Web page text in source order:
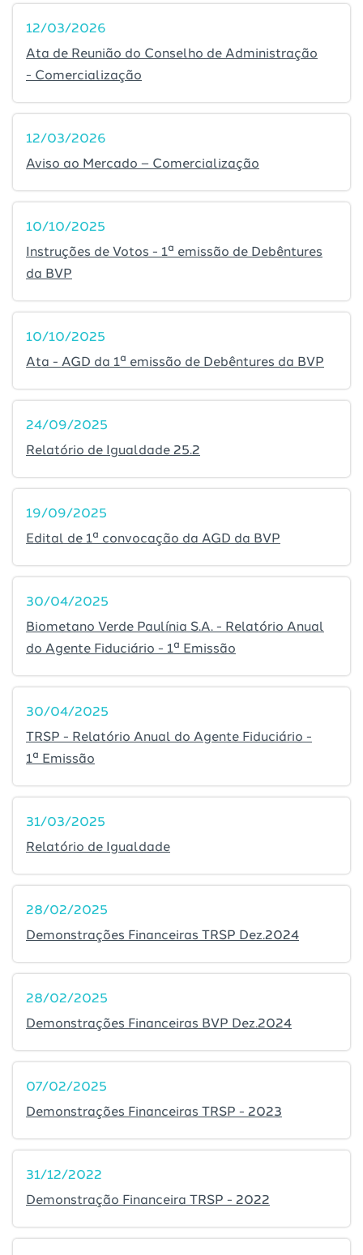
12/03/2026
Ata de Reunião do Conselho de Administração
- Comercialização
12/03/2026
Aviso ao Mercado – Comercialização
10/10/2025
Instruções de Votos - 1ª emissão de Debêntures
da BVP
10/10/2025
Ata - AGD da 1ª emissão de Debêntures da BVP
24/09/2025
Relatório de Igualdade 25.2
19/09/2025
Edital de 1ª convocação da AGD da BVP
30/04/2025
Biometano Verde Paulínia S.A. - Relatório Anual
do Agente Fiduciário - 1ª Emissão
30/04/2025
TRSP - Relatório Anual do Agente Fiduciário -
1ª Emissão
31/03/2025
Relatório de Igualdade
28/02/2025
Demonstrações Financeiras TRSP Dez.2024
28/02/2025
Demonstrações Financeiras BVP Dez.2024
07/02/2025
Demonstrações Financeiras TRSP - 2023
31/12/2022
Demonstração Financeira TRSP - 2022